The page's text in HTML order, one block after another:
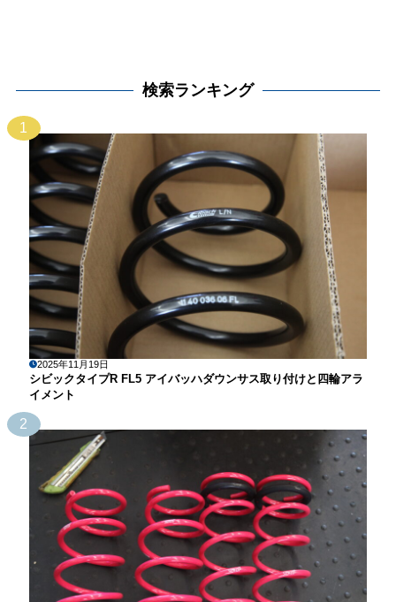
検索ランキング
1
2025年11月19日
シビックタイプR FL5 アイバッハダウンサス取り付けと四輪アラ
イメント
2